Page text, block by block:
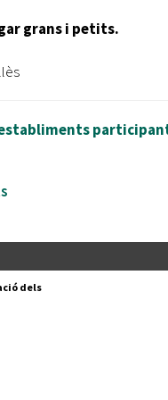
grans i petits.
establiments
nos a:
dels